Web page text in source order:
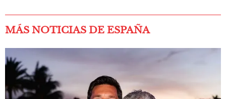
MÁS NOTICIAS DE ESPAÑA